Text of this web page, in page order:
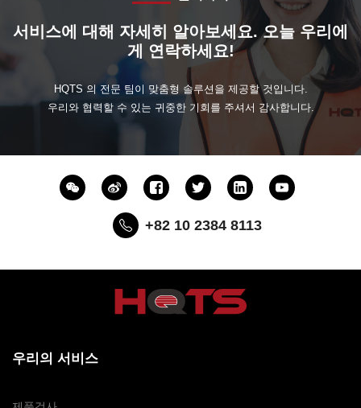
서비스에 대해 자세히 알아보세요. 오늘 우리에
게 연락하세요!
HQTS 의 전문 팀이 맞춤형 솔루션을 제공할 것입니다.
우리와 협력할 수 있는 귀중한 기회를 주셔서 감사합니다.
+82 10 2384 8113
우리의 서비스